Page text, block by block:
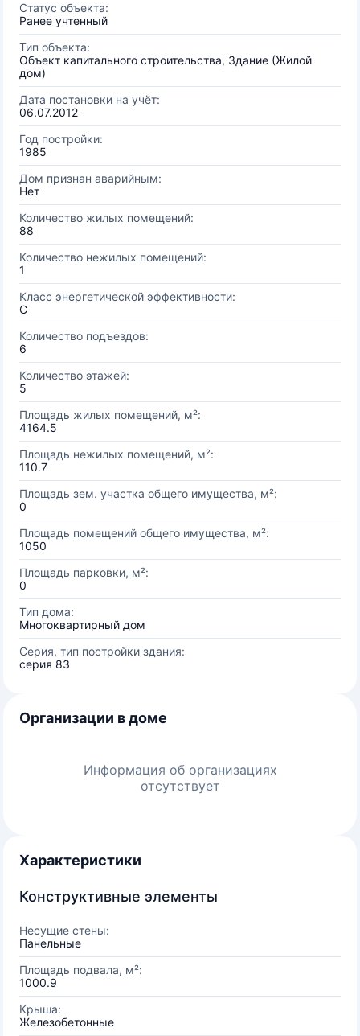
Статус объекта:
Ранее учтенный
Тип объекта:
Объект капитального строительства, Здание (Жилой
дом)
Дата постановки на учёт:
06.07.2012
Год постройки:
1985
Дом признан аварийным:
Нет
Количество жилых помещений:
88
Количество нежилых помещений:
1
Класс энергетической эффективности:
C
Количество подъездов:
6
Количество этажей:
5
Площадь жилых помещений, м²:
4164.5
Площадь нежилых помещений, м²:
110.7
Площадь зем. участка общего имущества, м²:
0
Площадь помещений общего имущества, м²:
1050
Площадь парковки, м²:
0
Тип дома:
Многоквартирный дом
Серия, тип постройки здания:
серия 83
Организации в доме
Информация об организациях
отсутствует
Характеристики
Конструктивные элементы
Несущие стены:
Панельные
Площадь подвала, м²:
1000.9
Крыша:
Железобетонные